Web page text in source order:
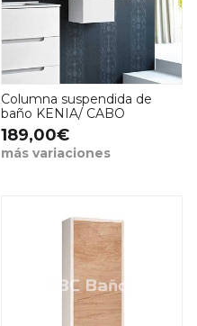
Columna suspendida de
baño KENIA/ CABO
189,00€
más variaciones